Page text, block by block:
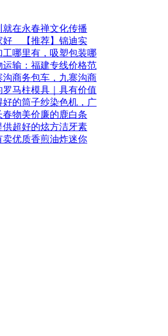
在永春禅文化传播
好 【推荐】锦迪实
工哪里有，吸塑包装哪
运输：福建专线价格范
商务包车，九寨沟商
马柱模具｜具有价值
的筒子纱染色机，广
物美价廉的鹿白条
超好的炫方洁牙素
优质香煎油炸迷你